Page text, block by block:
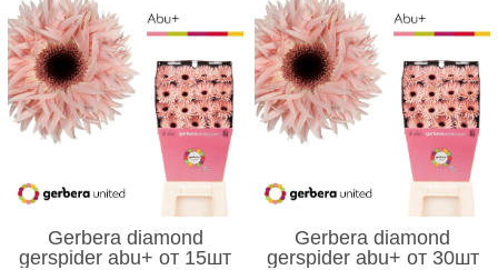
Gerbera diamond
gerspider abu+ от 15шт
Gerbera diamond
gerspider abu+ от 30шт